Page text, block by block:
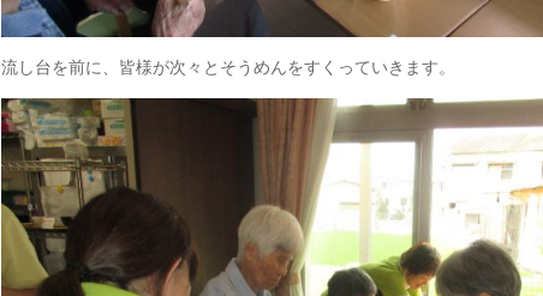
流し台を前に、皆様が次々とそうめんをすくっていきます。